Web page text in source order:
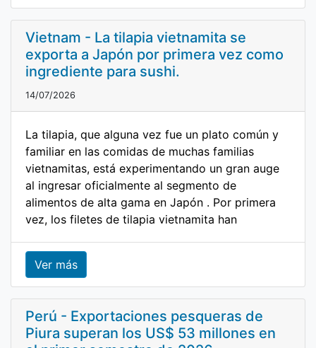
Vietnam - La tilapia vietnamita se
exporta a Japón por primera vez como
ingrediente para sushi.
14/07/2026
La tilapia, que alguna vez fue un plato común y
familiar en las comidas de muchas familias
vietnamitas, está experimentando un gran auge
al ingresar oficialmente al segmento de
alimentos de alta gama en Japón . Por primera
vez, los filetes de tilapia vietnamita han
Ver más
Perú - Exportaciones pesqueras de
Piura superan los US$ 53 millones en